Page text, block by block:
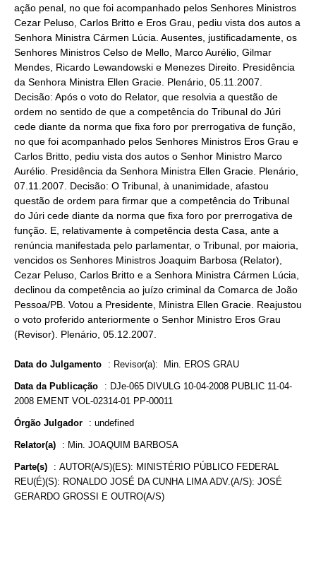
ação penal, no que foi acompanhado pelos Senhores Ministros
Cezar Peluso, Carlos Britto e Eros Grau, pediu vista dos autos a
Senhora Ministra Cármen Lúcia. Ausentes, justificadamente, os
Senhores Ministros Celso de Mello, Marco Aurélio, Gilmar
Mendes, Ricardo Lewandowski e Menezes Direito. Presidência
da Senhora Ministra Ellen Gracie. Plenário, 05.11.2007.
Decisão: Após o voto do Relator, que resolvia a questão de
ordem no sentido de que a competência do Tribunal do Júri
cede diante da norma que fixa foro por prerrogativa de função,
no que foi acompanhado pelos Senhores Ministros Eros Grau e
Carlos Britto, pediu vista dos autos o Senhor Ministro Marco
Aurélio. Presidência da Senhora Ministra Ellen Gracie. Plenário,
07.11.2007. Decisão: O Tribunal, à unanimidade, afastou
questão de ordem para firmar que a competência do Tribunal
do Júri cede diante da norma que fixa foro por prerrogativa de
função. E, relativamente à competência desta Casa, ante a
renúncia manifestada pelo parlamentar, o Tribunal, por maioria,
vencidos os Senhores Ministros Joaquim Barbosa (Relator),
Cezar Peluso, Carlos Britto e a Senhora Ministra Cármen Lúcia,
declinou da competência ao juízo criminal da Comarca de João
Pessoa/PB. Votou a Presidente, Ministra Ellen Gracie. Reajustou
o voto proferido anteriormente o Senhor Ministro Eros Grau
(Revisor). Plenário, 05.12.2007.
Data do Julgamento : Revisor(a): Min. EROS GRAU
Data da Publicação : DJe-065 DIVULG 10-04-2008 PUBLIC 11-04-
2008 EMENT VOL-02314-01 PP-00011
Órgão Julgador : undefined
Relator(a) : Min. JOAQUIM BARBOSA
Parte(s) : AUTOR(A/S)(ES): MINISTÉRIO PÚBLICO FEDERAL
REU(É)(S): RONALDO JOSÉ DA CUNHA LIMA ADV.(A/S): JOSÉ
GERARDO GROSSI E OUTRO(A/S)